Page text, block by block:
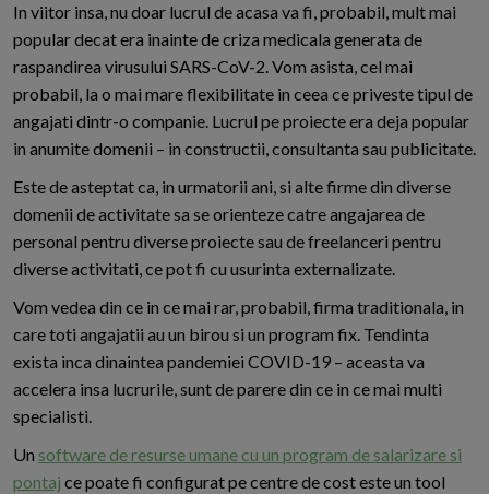
In viitor insa, nu doar lucrul de acasa va fi, probabil, mult mai
popular decat era inainte de criza medicala generata de
raspandirea virusului SARS-CoV-2. Vom asista, cel mai
probabil, la o mai mare flexibilitate in ceea ce priveste tipul de
angajati dintr-o companie. Lucrul pe proiecte era deja popular
in anumite domenii – in constructii, consultanta sau publicitate.
Este de asteptat ca, in urmatorii ani, si alte firme din diverse
domenii de activitate sa se orienteze catre angajarea de
personal pentru diverse proiecte sau de freelanceri pentru
diverse activitati, ce pot fi cu usurinta externalizate.
Vom vedea din ce in ce mai rar, probabil, firma traditionala, in
care toti angajatii au un birou si un program fix. Tendinta
exista inca dinaintea pandemiei COVID-19 – aceasta va
accelera insa lucrurile, sunt de parere din ce in ce mai multi
specialisti.
Un software de resurse umane cu un program de salarizare si
pontaj ce poate fi configurat pe centre de cost este un tool